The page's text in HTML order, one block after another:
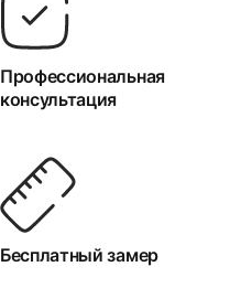
Профессиональная
консультация
Бесплатный замер